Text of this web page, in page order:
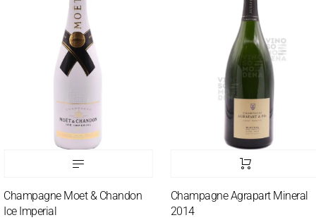
Moet & Chandon
Imperial
Champagne Agrapart Mineral
2014